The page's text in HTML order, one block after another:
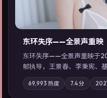
东环失序——全景声重映
东环失序——全景声重映于
郁执导，王景春、李秉宪、
事主轴，科技与人性的边界
强化地域气质；站内亦可通
69,993 热度 7.4分